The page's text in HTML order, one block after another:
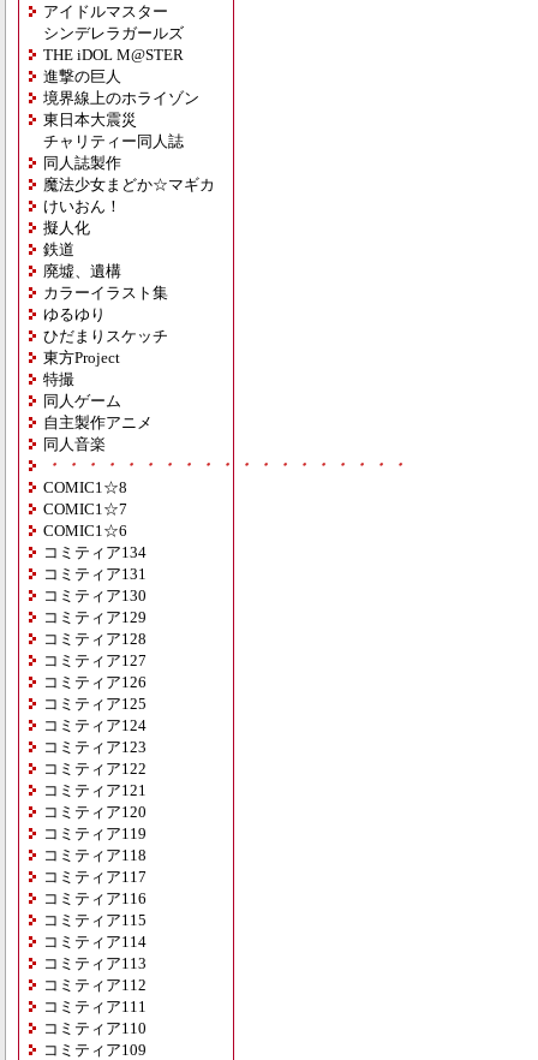
アイドルマスター
シンデレラガールズ
THE iDOL M@STER
進撃の巨人
境界線上のホライゾン
東日本大震災
チャリティー同人誌
同人誌製作
魔法少女まどか☆マギカ
けいおん！
擬人化
鉄道
廃墟、遺構
カラーイラスト集
ゆるゆり
ひだまりスケッチ
東方Project
特撮
同人ゲーム
自主製作アニメ
同人音楽
・・・・・・・・・・・・・・・・・・・
COMIC1☆8
COMIC1☆7
COMIC1☆6
コミティア134
コミティア131
コミティア130
コミティア129
コミティア128
コミティア127
コミティア126
コミティア125
コミティア124
コミティア123
コミティア122
コミティア121
コミティア120
コミティア119
コミティア118
コミティア117
コミティア116
コミティア115
コミティア114
コミティア113
コミティア112
コミティア111
コミティア110
コミティア109